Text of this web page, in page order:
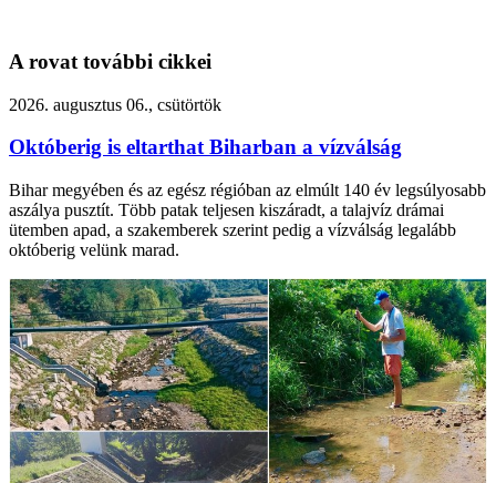
A rovat további cikkei
2026. augusztus 06., csütörtök
Októberig is eltarthat Biharban a vízválság
Bihar megyében és az egész régióban az elmúlt 140 év legsúlyosabb
aszálya pusztít. Több patak teljesen kiszáradt, a talajvíz drámai
ütemben apad, a szakemberek szerint pedig a vízválság legalább
októberig velünk marad.